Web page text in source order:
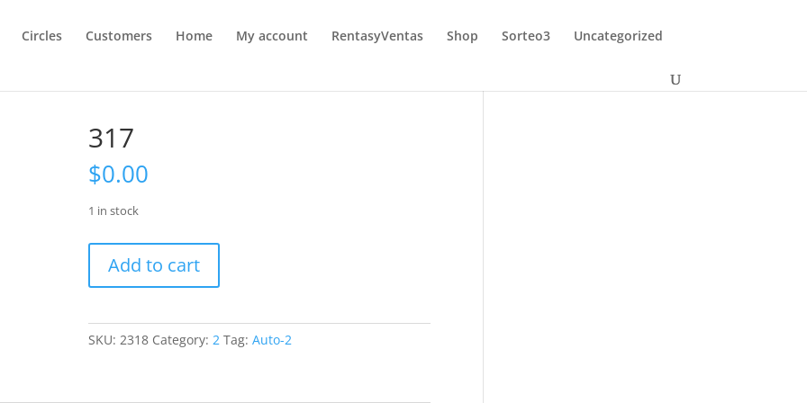
Circles Customers Home My account RentasyVentas Shop Sorteo3 Uncategorized
317
$0.00
1 in stock
quantity
Add to cart
SKU:2318 Category:2 Tag:Auto-2